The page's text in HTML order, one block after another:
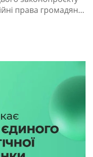
права громадян…